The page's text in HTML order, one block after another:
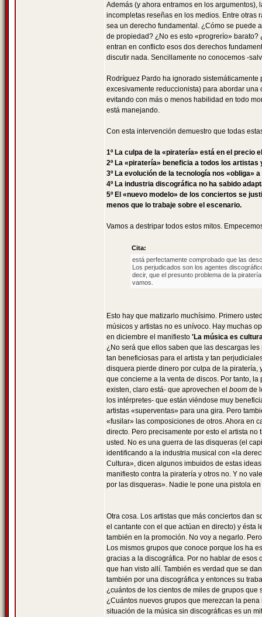
Además (y ahora entramos en los
incompletas reseñas en los medios. Entre
sea un derecho fundamental. ¿Cómo se puede
de propiedad? ¿No es esto «progrerío»
entran en conflicto esos dos derechos
discutir nada. Sencillamente no conocemos -
Rodríguez Pardo ha ignorado
excesivamente reduccionista) para abordar
evitando con más o menos habilidad en todo
está manejando.
Con esta intervención demuestro que todas
1º La culpa de la «piratería» está en el precio
2º La «piratería» beneficia a todos los
3º La evolución de la tecnología nos
4º La industria discográfica no ha sabido
5º El «nuevo modelo» de los conciertos se
menos que lo trabaje sobre el escenario.
Vamos a destripar todos estos mitos.
Cita:
está perfectamente comprobado que las
Los perjudicados son los agentes
decir, que el presunto problema de la
vamos.
Esto hay que matizarlo muchísimo. Primero
músicos y artistas no es unívoco. Hay muchas
en diciembre el manifiesto 'La música es
¿No será que ellos saben que las descargas les
tan beneficiosas para el artista y tan
disquera pierde dinero por culpa de la piratería,
que concierne a la venta de discos. Por tanto,
existen, claro está- que aprovechen el boom de
los intérpretes- que están viéndose muy
artistas «superventas» para una gira. Pero
«fusilar» las composiciones de otros. Ahora en
directo. Pero precisamente por esto el artista
usted. No es una guerra de las disqueras (el
identificando a la industria musical con «la
Cultura», dicen algunos imbuidos de estas
manifiesto contra la piratería y otros no. Y no
por las disqueras». Nadie le pone una pistola
Otra cosa. Los artistas que más conciertos dan
el cantante con el que actúan en directo) y ésta
también en la promoción. No voy a negarlo.
Los mismos grupos que conoce porque los ha
gracias a la discográfica. Por no hablar de
que han visto allí. También es verdad que se
también por una discográfica y entonces su
¿cuántos de los cientos de miles de grupos
¿Cuántos nuevos grupos que merezcan la
situación de la música sin discográficas es un